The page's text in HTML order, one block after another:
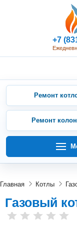
+7
Ремонт
Ремонт
Главная Котлы
Газовый